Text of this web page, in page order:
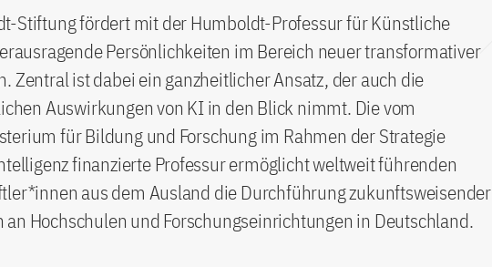
Stiftung fördert mit der Humboldt-Professur für Künstliche
Persönlichkeiten im Bereich neuer transformativer
Zentral ist dabei ein ganzheitlicher Ansatz, der auch die
Auswirkungen von KI in den Blick nimmt. Die vom
für Bildung und Forschung im Rahmen der Strategie
finanzierte Professur ermöglicht weltweit führenden
aus dem Ausland die Durchführung zukunftsweisender
an Hochschulen und Forschungseinrichtungen in Deutschland.